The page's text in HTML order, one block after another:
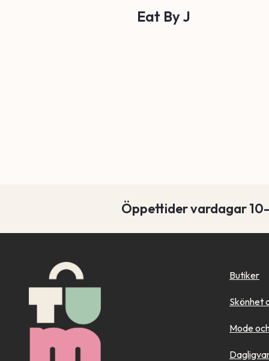
Eat By J
Öppettider vardagar
Butiker
Skönhet
Mode